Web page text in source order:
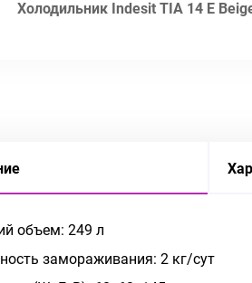
Холодильник Indesit TIA 14 E
объем: 249 л
замораживания: 2 кг/сут